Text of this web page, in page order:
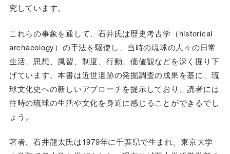
究しています。
これらの事象を通して、石井氏は歴史考古学（historical
archaeology）の手法を駆使し、当時の琉球の人々の日常
生活、思想、風習、制度、行動、価値観などを深く掘り下
げています。本書は近世遺跡の発掘調査の成果を基に、琉
球文化史への新しいアプローチを提示しており、読者には
往時の琉球の生活や文化を身近に感じることができるでし
ょう。
著者、石井龍太氏は1979年に千葉県で生まれ、東京大学